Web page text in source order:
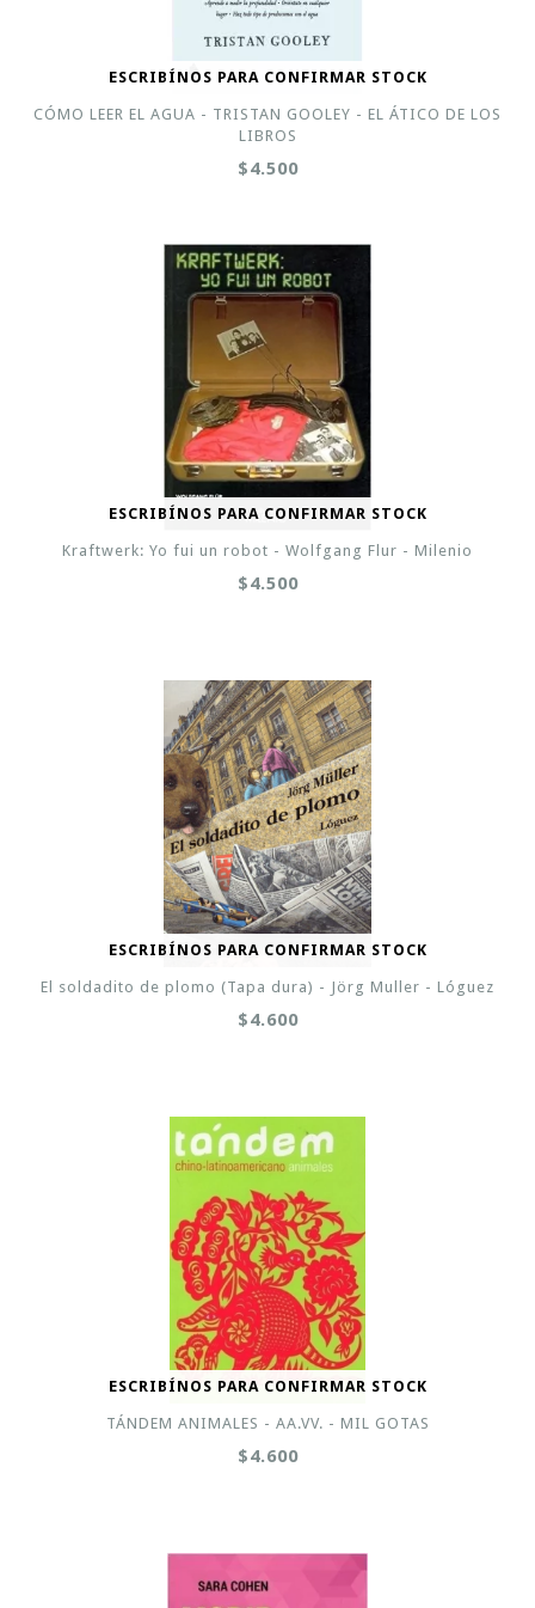
ESCRIBÍNOS PARA CONFIRMAR STOCK
CÓMO LEER EL AGUA - TRISTAN GOOLEY - EL ÁTICO DE LOS
LIBROS
$4.500
ESCRIBÍNOS PARA CONFIRMAR STOCK
Kraftwerk: Yo fui un robot - Wolfgang Flur - Milenio
$4.500
ESCRIBÍNOS PARA CONFIRMAR STOCK
El soldadito de plomo (Tapa dura) - Jörg Muller - Lóguez
$4.600
ESCRIBÍNOS PARA CONFIRMAR STOCK
TÁNDEM ANIMALES - AA.VV. - MIL GOTAS
$4.600